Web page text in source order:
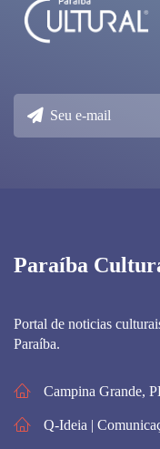
Paraíba
Portal de noticias
Paraíba.
Campina Grande,
Q-Ideia |